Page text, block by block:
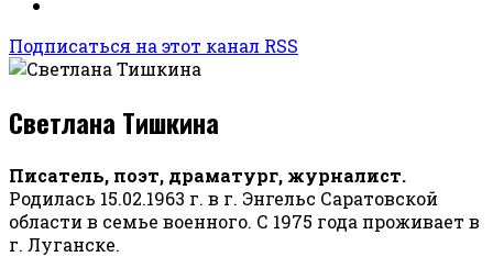
Подписаться на этот канал RSS
Светлана Тишкина
Писатель, поэт, драматург, журналист.
Родилась 15.02.1963 г. в г. Энгельс Саратовской
области в семье военного. С 1975 года проживает в
г. Луганске.